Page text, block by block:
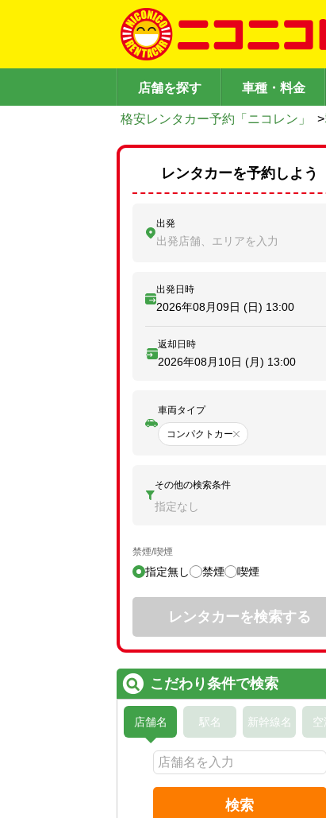
店舗を探す 車種・料金
格安レンタカー予約「ニコレン」 >
レンタカーを予約しよう
出発
出発店舗、エリアを入力
出発日時
2026年08月09日 (日) 13:00
返却日時
2026年08月10日 (月) 13:00
車両タイプ
コンパクトカー
その他の検索条件
指定なし
禁煙/喫煙
指定無し 禁煙 喫煙
レンタカーを検索する
こだわり条件で検索
店舗名 駅名 新幹線名 空
検索